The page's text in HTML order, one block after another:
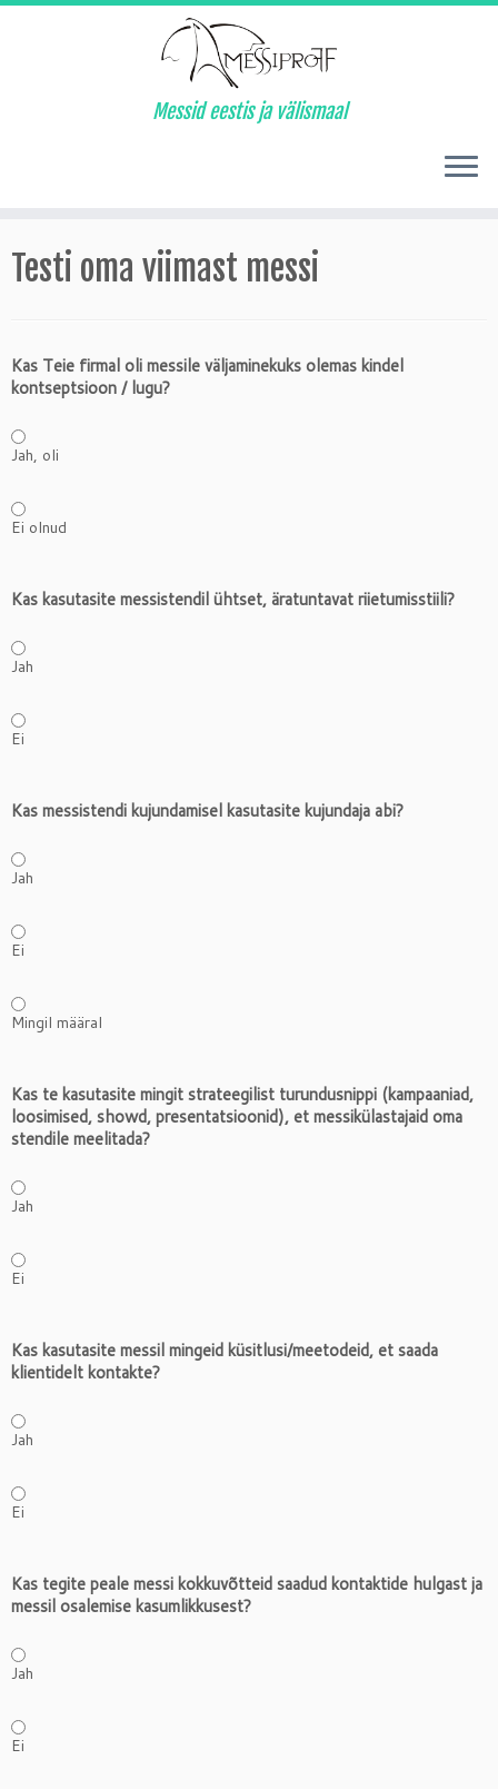
Messid eestis ja välismaal
Testi oma viimast messi
Kas Teie firmal oli messile väljaminekuks olemas kindel
kontseptsioon / lugu?
Jah, oli
Ei olnud
Kas kasutasite messistendil ühtset, äratuntavat riietumisstiili?
Jah
Ei
Kas messistendi kujundamisel kasutasite kujundaja abi?
Jah
Ei
Mingil määral
Kas te kasutasite mingit strateegilist turundusnippi (kampaaniad,
loosimised, showd, presentatsioonid), et messikülastajaid oma
stendile meelitada?
Jah
Ei
Kas kasutasite messil mingeid küsitlusi/meetodeid, et saada
klientidelt kontakte?
Jah
Ei
Kas tegite peale messi kokkuvõtteid saadud kontaktide hulgast ja
messil osalemise kasumlikkusest?
Jah
Ei